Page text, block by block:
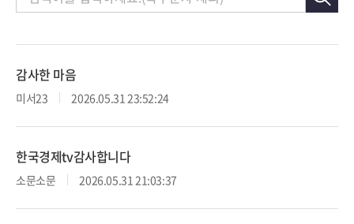
감사한 마음
미서23 2026.05.31 23:52:24
한국경제tv감사합니다
소문소문 2026.05.31 21:03:37